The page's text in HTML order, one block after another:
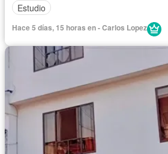
Estudio
Hace 5 días, 15 horas en - Carlos Lopez